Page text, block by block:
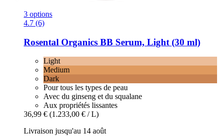
3 options
4.7 (6)
Rosental Organics BB Serum, Light (30 ml)
Light
Medium
Dark
Pour tous les types de peau
Avec du ginseng et du squalane
Aux propriétés lissantes
36,99 € (1.233,00 € / L)
Livraison jusqu'au 14 août